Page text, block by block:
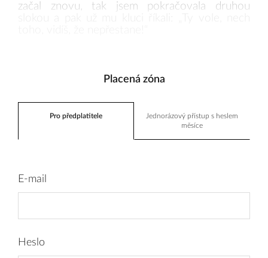
začal znovu, tak jsem pokračovala druhou
Placená zóna
Pro předplatitele
Jednorázový přístup s heslem
měsíce
E-mail
Heslo